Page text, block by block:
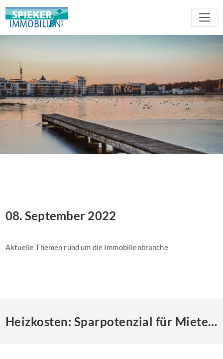
08. September 2022
Aktuelle Themen rund um die Immobilienbranche
Heizkosten: Sparpotenzial für Mieter und Eigentümer